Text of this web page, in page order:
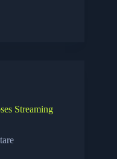
Streaming